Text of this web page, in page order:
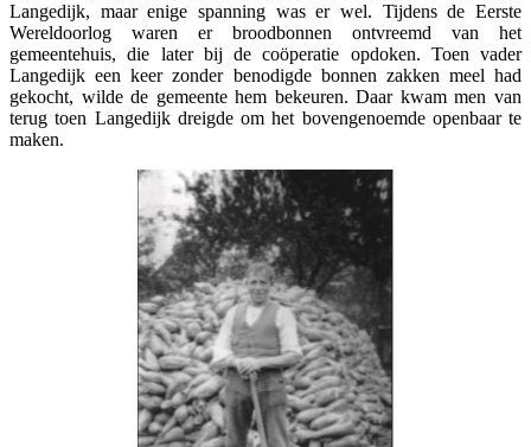
Langedijk, maar enige spanning was er wel. Tijdens de Eerste
Wereldoorlog waren er broodbonnen ontvreemd van het
gemeentehuis, die later bij de coöperatie opdoken. Toen vader
Langedijk een keer zonder benodigde bonnen zakken meel had
gekocht, wilde de gemeente hem bekeuren. Daar kwam men van
terug toen Langedijk dreigde om het bovengenoemde openbaar te
maken.